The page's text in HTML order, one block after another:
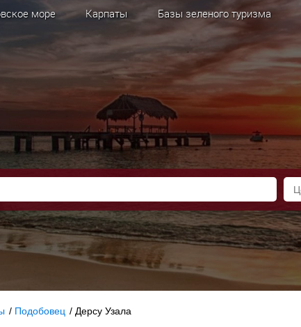
море Карпаты Базы зеленого туризма
/ Подобовец / Дерсу Узала